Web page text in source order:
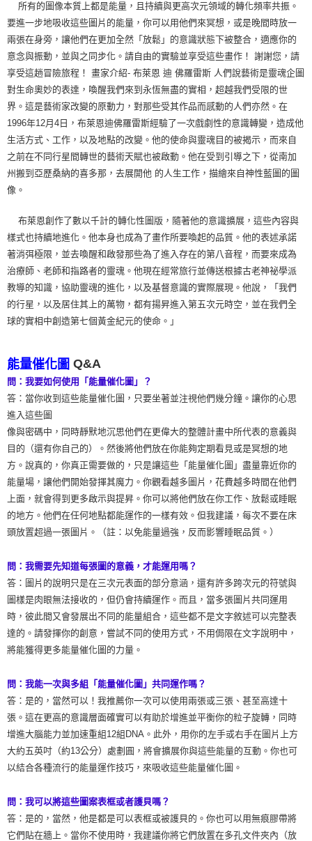
所有的圖像本質上都是能量，且持續與更高次元領域的轉化頻率共振。
要進一步地吸收這些圖片的能量，你可以用他們來冥想，或是晚間時放一
兩張在身旁，讓他們在更加全然「放鬆」的意識狀態下被整合，適應你的
意念與振動，並與之同步化。請自由的實驗並享受這些畫作！ 謝謝您，請
享受這趟冒險旅程！ 畫家介紹- 布萊恩 迪 佛羅雷斯 人們說藝術是靈魂企圖
對生命奧妙的表達，喚醒我們來到永恆無盡的實相，超越我們受限的世
界。這是藝術家改變的原動力，對那些受其作品而感動的人們亦然。在
1996年12月4日，布萊恩迪佛羅雷斯經驗了一次戲劇性的意識轉變，造成他
生活方式、工作，以及地點的改變。他的使命與靈魂目的被揭示，而來自
之前在不同行星間轉世的藝術天賦也被啟動。他在受到引導之下，從南加
州搬到亞歷桑納的喜多那，去展開他 的人生工作，描繪來自神性藍圖的圖
像。
布萊恩創作了數以千計的轉化性圖版，隨著他的意識擴展，這些內容與
樣式也持續地進化。他本身也成為了畫作所要喚起的品質。他的表述承諾
著消弭極限，並去喚醒和啟發那些為了進入存在的第八音程，而要來成為
治療師、老師和指路者的靈魂。他現在經常旅行並傳送根據古老神祕學派
教導的知識，協助靈魂的進化，以及基督意識的實際展現。他說，「我們
的行星，以及居住其上的萬物，都有揚昇進入第五次元時空，並在我們全
球的實相中創造第七個黃金紀元的使命。」
能量催化圖 Q&A
問：我要如何使用「能量催化圖」？
答：當你收到這些能量催化圖，只要坐著並注視他們幾分鐘。讓你的心思
進入這些圖
像與密碼中，同時靜默地沉思他們在更偉大的整體計畫中所代表的意義與
目的（還有你自己的）。然後將他們放在你能夠定期看見或是冥想的地
方。說真的，你真正需要做的，只是讓這些「能量催化圖」盡量靠近你的
能量場，讓他們開始發揮其魔力。你觀看越多圖片，花費越多時間在他們
上面，就會得到更多啟示與提昇。你可以將他們放在你工作、放鬆或睡眠
的地方。他們在任何地點都能運作的一樣有效。但我建議，每次不要在床
頭放置超過一張圖片。（註：以免能量過強，反而影響睡眠品質。）
問：我需要先知道每張圖的意義，才能運用嗎？
答：圖片的說明只是在三次元表面的部分意涵，還有許多跨次元的符號與
圖樣是肉眼無法接收的，但仍會持續運作。而且，當多張圖片共同運用
時，彼此間又會發展出不同的能量組合，這些都不是文字敘述可以完整表
達的。請發揮你的創意，嘗試不同的使用方式，不用侷限在文字說明中，
將能獲得更多能量催化圖的力量。
問：我能一次與多組「能量催化圖」共同運作嗎？
答：是的，當然可以！我推薦你一次可以使用兩張或三張、甚至高達十
張。這在更高的意識層面確實可以有助於增進並平衡你的粒子旋轉，同時
增進大腦能力並加速重組12組DNA。此外，用你的左手或右手在圖片上方
大約五英吋（約13公分）處劃圓，將會擴展你與這些能量的互動。你也可
以結合各種流行的能量運作技巧，來吸收這些能量催化圖。
問：我可以將這些圖案表框或者護貝嗎？
答：是的，當然，他是都是可以表框或被護貝的。你也可以用無痕膠帶將
它們貼在牆上。當你不使用時，我建議你將它們放置在多孔文件夾內（放